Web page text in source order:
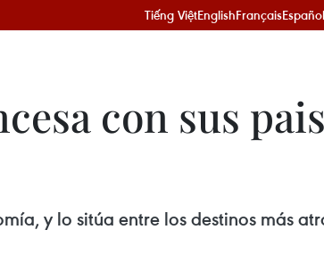
Tiếng ViệtEnglishFrançaisEspañol
con sus
y lo sitúa entre los destinos más